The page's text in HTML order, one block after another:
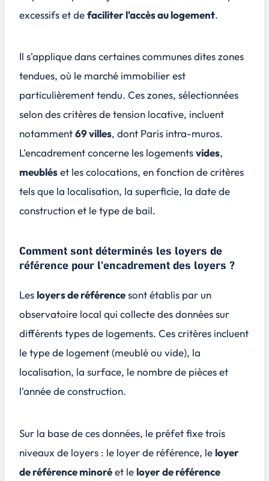
excessifs et defaciliter l'accès au logement.
Il s'applique dans certaines communes diteszones
tendues, où le marché immobilier est
particulièrement tendu. Ces zones, sélectionnées
selon des critères de tension locative, incluent
notamment69 villes, dont Paris intra-muros.
L'encadrement concerne les logementsvides,
meubléset lescolocations, en fonction de critères
tels que la localisation, la superficie, la date de
construction et le type de bail.
Comment sont déterminés les loyers de
référence pour l'encadrement des loyers ?
Les loyers de référencesont établis par un
observatoire local qui collecte des données sur
différents types de logements. Ces critères incluent
le type de logement (meublé ou vide), la
localisation, la surface, le nombre de pièces et
l'année de construction.
Sur la base de ces données, le préfet fixe trois
niveaux de loyers : le loyer de référence, le loyer
de référence minoréet le loyer de référence